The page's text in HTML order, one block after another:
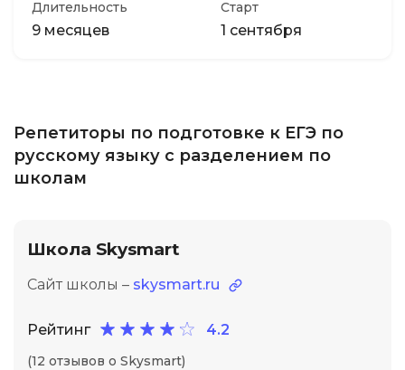
Длительность
9 месяцев
Старт
1 сентября
Репетиторы по подготовке к ЕГЭ по
русскому языку с разделением по
школам
Школа Skysmart
Сайт школы – skysmart.ru
Рейтинг 4.2
(12 отзывов о Skysmart)